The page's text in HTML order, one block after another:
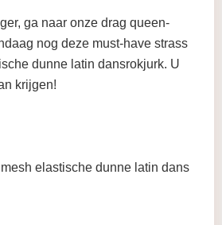
ga naar onze drag queen-
nog deze must-have strass
dunne latin dansrokjurk. U
krijgen!
elastische dunne latin dans